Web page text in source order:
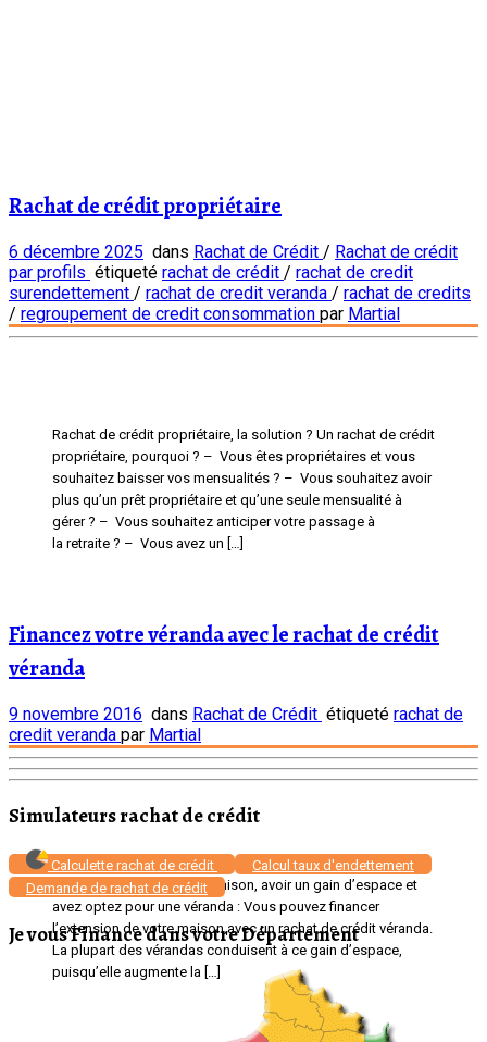
Rachat de crédit propriétaire, la solution ? Un rachat de crédit
propriétaire, pourquoi ? – Vous êtes propriétaires et vous
souhaitez baisser vos mensualités ? – Vous souhaitez avoir
plus qu’un prêt propriétaire et qu’une seule mensualité à
gérer ? – Vous souhaitez anticiper votre passage à
la retraite ? – Vous avez un […]
Rachat de crédit propriétaire
6 décembre 2025 dans Rachat de Crédit / Rachat de crédit
par profils étiqueté rachat de crédit / rachat de credit
surendettement / rachat de credit veranda / rachat de credits
/ regroupement de credit consommation par Martial
Financer votre véranda avec un rachat de crédits : Vous
souhaitez agrandir votre maison, avoir un gain d’espace et
avez optez pour une véranda : Vous pouvez financer
l’extension de votre maison avec un rachat de crédit véranda.
La plupart des vérandas conduisent à ce gain d’espace,
puisqu’elle augmente la […]
Financez votre véranda avec le rachat de crédit
véranda
9 novembre 2016 dans Rachat de Crédit étiqueté rachat de
credit veranda par Martial
Simulateurs rachat de crédit
Calculette rachat de crédit
Calcul taux d'endettement
Demande de rachat de crédit
Je vous Finance dans votre Département